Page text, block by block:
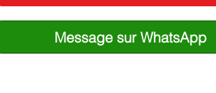
Message sur WhatsApp